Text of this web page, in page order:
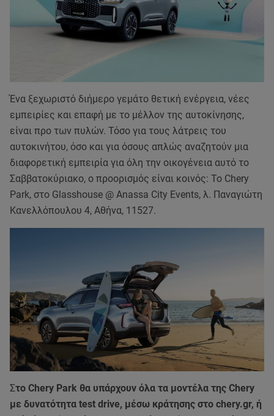
Ένα ξεχωριστό διήμερο γεμάτο θετική ενέργεια, νέες
εμπειρίες και επαφή με το μέλλον της αυτοκίνησης,
είναι προ των πυλών. Τόσο για τους λάτρεις του
αυτοκινήτου, όσο και για όσους απλώς αναζητούν μια
διαφορετική εμπειρία για όλη την οικογένεια αυτό το
Σαββατοκύριακο, ο προορισμός είναι κοινός: Το Chery
Park, στο Glasshouse @ Anassa City Events, λ. Παναγιώτη
Κανελλόπουλου 4, Αθήνα, 11527.
Στο Chery Park θα υπάρχουν όλα τα μοντέλα της Chery
με δυνατότητα test drive, μέσω κράτησης στο chery.gr, ή